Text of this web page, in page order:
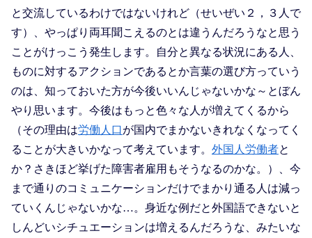
と交流しているわけではないけれど（せいぜい２，３人で
す）、やっぱり両耳聞こえるのとは違うんだろうなと思う
ことがけっこう発生します。自分と異なる状況にある人、
ものに対するアクションであるとか言葉の選び方っていう
のは、知っておいた方が今後いいんじゃないかな～とぼん
やり思います。今後はもっと色々な人が増えてくるから
（その理由は労働人口が国内でまかないきれなくなってく
ることが大きいかなって考えています。 外国人労働者と
か？さきほど挙げた障害者雇用もそうなるのかな。）、今
まで通りのコミュニケーションだけでまかり通る人は減っ
ていくんじゃないかな…。身近な例だと外国語できないと
しんどいシチュエーションは増えるんだろうな、みたいな